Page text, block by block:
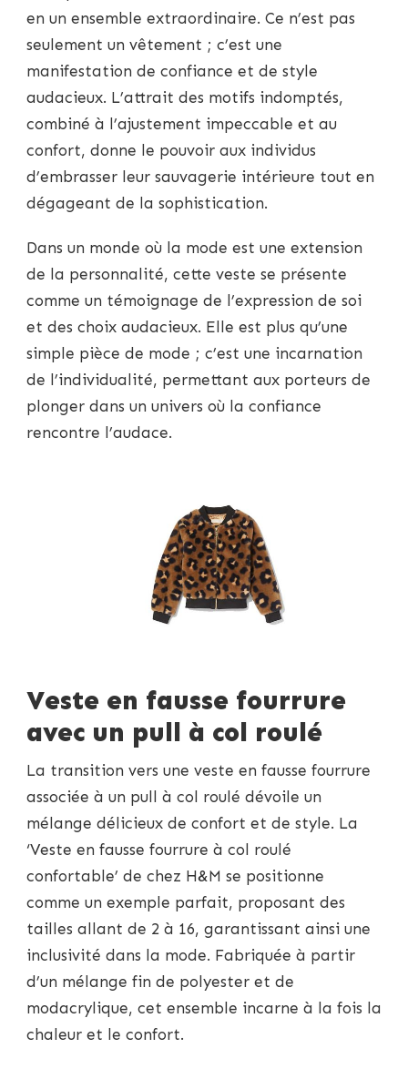
en un ensemble extraordinaire. Ce n’est pas
seulement un vêtement ; c’est une
manifestation de confiance et de style
audacieux. L’attrait des motifs indomptés,
combiné à l’ajustement impeccable et au
confort, donne le pouvoir aux individus
d’embrasser leur sauvagerie intérieure tout en
dégageant de la sophistication.
Dans un monde où la mode est une extension
de la personnalité, cette veste se présente
comme un témoignage de l’expression de soi
et des choix audacieux. Elle est plus qu’une
simple pièce de mode ; c’est une incarnation
de l’individualité, permettant aux porteurs de
plonger dans un univers où la confiance
rencontre l’audace.
Veste en fausse fourrure
avec un pull à col roulé
La transition vers une veste en fausse fourrure
associée à un pull à col roulé dévoile un
mélange délicieux de confort et de style. La
‘Veste en fausse fourrure à col roulé
confortable’ de chez H&M se positionne
comme un exemple parfait, proposant des
tailles allant de 2 à 16, garantissant ainsi une
inclusivité dans la mode. Fabriquée à partir
d’un mélange fin de polyester et de
modacrylique, cet ensemble incarne à la fois la
chaleur et le confort.